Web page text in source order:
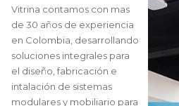
Vitrina contamos con mas
de 30 años de experiencia
en Colombia, desarrollando
soluciones integrales para
el diseño, fabricación e
intalación de sistemas
modulares y mobiliario para